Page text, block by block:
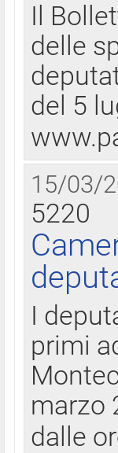
Il
delle
del 5
15/03/
5220
I
primi
marzo
dalle